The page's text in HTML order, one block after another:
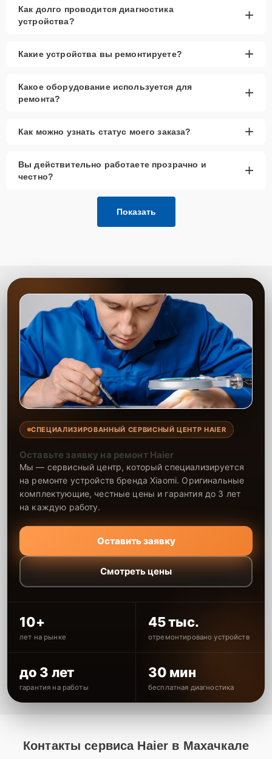
Как долго проводится диагностика
устройства?
+
Какие устройства вы ремонтируете? +
Какое оборудование используется для
ремонта?
+
Как можно узнать статус моего заказа? +
Вы действительно работаете прозрачно и
честно?
+
Показать
СПЕЦИАЛИЗИРОВАННЫЙ СЕРВИСНЫЙ ЦЕНТР HAIER
Оставьте заявку на ремонт Haier
Мы — сервисный центр, который специализируется
на ремонте устройств бренда Xiaomi. Оригинальные
комплектующие, честные цены и гарантия до 3 лет
на каждую работу.
Оставить заявку
Смотреть цены
10+
лет на рынке
45 тыс.
отремонтировано устройств
до 3 лет
гарантия на работы
30 мин
бесплатная диагностика
Контакты сервиса Haier в Махачкале